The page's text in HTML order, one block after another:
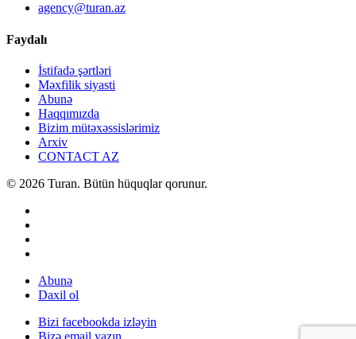
agency@turan.az
Faydalı
İstifadə şərtləri
Məxfilik siyasti
Abunə
Haqqımızda
Bizim mütəxəssislərimiz
Arxiv
CONTACT AZ
© 2026 Turan. Bütün hüquqlar qorunur.
Abunə
Daxil ol
Bizi facebookda izləyin
Bizə email yazın